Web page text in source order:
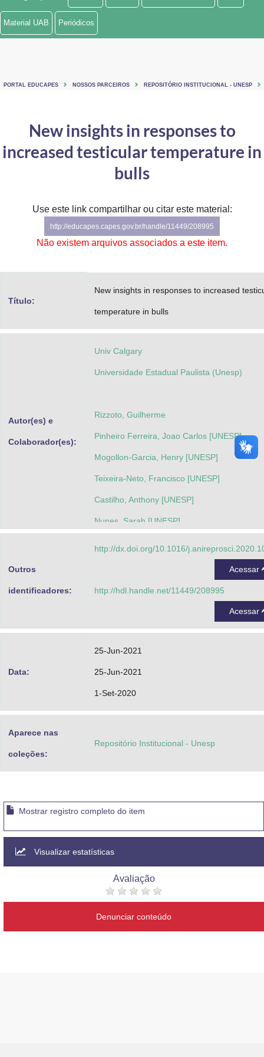
Ministério de Minas e Energia
Controladoria-Geral da União
Ministério da Mulher, da Família e dos Direitos Humanos
Secretaria de Governo
Gabinete de Segurança Institucional
Banco Central do Brasil
Material UAB Periódicos
PORTAL EDUCAPES NOSSOS PARCEIROS REPOSITÓRIO INSTITUCIONAL - UNESP
New insights in responses to
increased testicular temperature in
bulls
Use este link compartilhar ou citar este material:
http://educapes.capes.gov.br/handle/11449/208995
Não existem arquivos associados a este item.
Título:
New insights in responses to increased
temperature in bulls
Autor(es) e
Colaborador(es):
Univ Calgary
Universidade Estadual Paulista (Unesp)
Rizzoto, Guilherme
Pinheiro Ferreira, Joao Carlos [UNESP]
Mogollon-Garcia, Henry [UNESP]
Teixeira-Neto, Francisco [UNESP]
Castilho, Anthony [UNESP]
Nunes, Sarah [UNESP]
Outros
identificadores:
http://dx.doi.org/10.1016/
Acessar
http://hdl.handle.net/11449/208995
Acessar
Data:
25-Jun-2021
25-Jun-2021
1-Set-2020
Aparece nas
coleções:
Repositório Institucional - Unesp
Mostrar registro completo do item
Visualizar estatísticas
Avaliação
Denunciar conteúdo